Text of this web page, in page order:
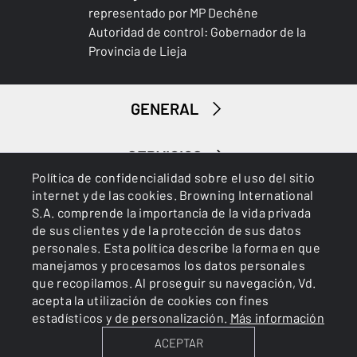
Política de confidencialidad sobre el uso del sitio
internet y de las cookies. Browning International
S.A. comprende la importancia de la vida privada
de sus clientes y de la protección de sus datos
personales. Esta política describe la forma en que
manejamos y procesamos los datos personales
que recopilamos. Al proseguir su navegación, Vd.
acepta la utilización de cookies con fines
estadísticos y de personalización. Más información
ACEPTAR
RESISTENTE AL AGUA
RESISTENTE A LA PERFORACIÓN
SECADO RÁPIDO
SILENCIOSO
Caza menor
representado por MP Dechêne
Autoridad de control: Gobernador de la
Provincia de Lieja
GENERAL
SERVICIOS
BROWNING INTERNATIONAL S.A. © 2025 - Member of FN
Cookies Política de privacidad